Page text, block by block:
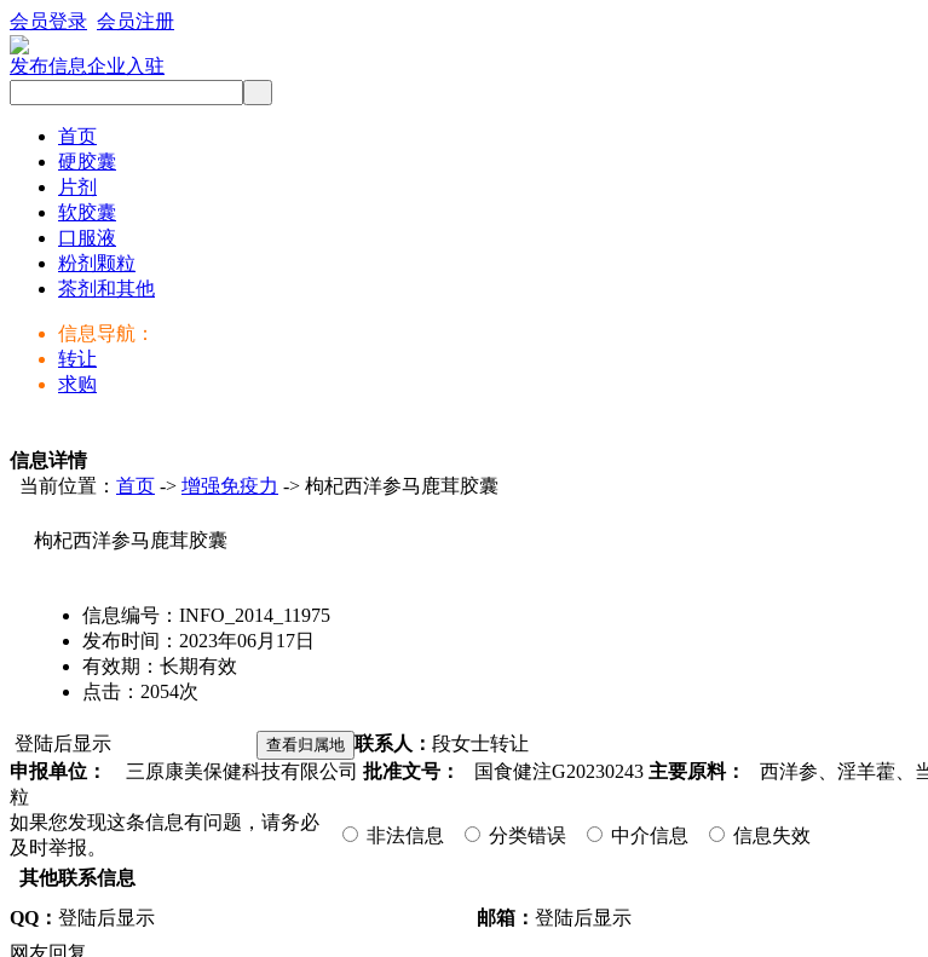
会员登录 会员注册
发布信息企业入驻
首页
硬胶囊
片剂
软胶囊
口服液
粉剂颗粒
茶剂和其他
信息导航：
转让
求购
信息详情
当前位置： 首页 -> 增强免疫力 -> 枸杞西洋参马鹿茸胶囊
枸杞西洋参马鹿茸胶囊
信息编号： INFO_2014_11975
发布时间： 2023年06月17日
有效期： 长期有效
点击： 2054次
登陆后显示
联系人： 段女士转让
申报单位：
三原康美保健科技有限公司 批准文号： 国食健注G20230243 主要原料： 西洋参、淫羊藿、
粒
如果您发现这条信息有问题，请务必
及时举报。
非法信息 分类错误 中介信息 信息失效
其他联系信息
QQ： 登陆后显示 邮箱： 登陆后显示
网友回复